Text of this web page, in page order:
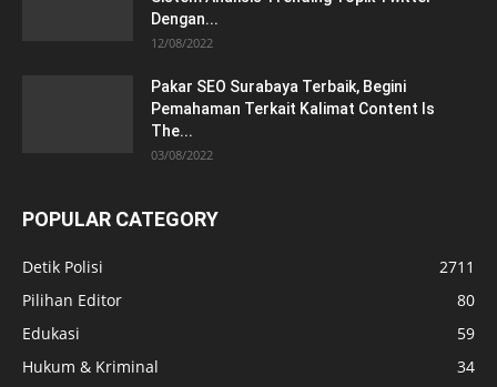
Dengan...
12/08/2022
Pakar SEO Surabaya Terbaik, Begini
Pemahaman Terkait Kalimat Content Is
The...
03/08/2022
POPULAR CATEGORY
Detik Polisi
2711
Pilihan Editor
80
Edukasi
59
Hukum & Kriminal
34